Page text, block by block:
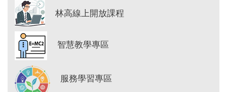
林高線上開放課程
智慧教學專區
服務學習專區